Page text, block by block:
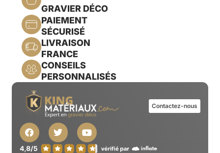
GRAVIER DÉCO
PAIEMENT
SÉCURISÉ
LIVRAISON
FRANCE
CONSEILS
PERSONNALISÉS
Contactez-nous